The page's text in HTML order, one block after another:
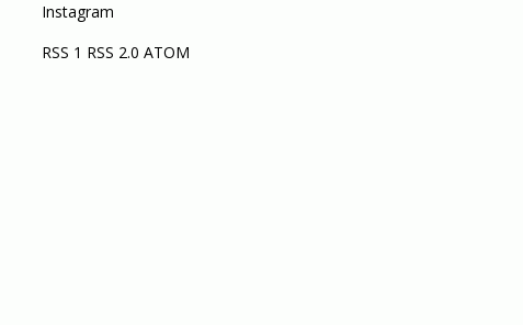
Instagram
RSS 1 RSS 2.0 ATOM